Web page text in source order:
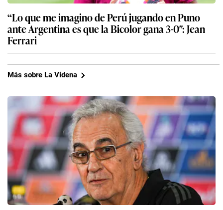
“Lo que me imagino de Perú jugando en Puno
ante Argentina es que la Bicolor gana 3-0″: Jean
Ferrari
Más sobre La Videna